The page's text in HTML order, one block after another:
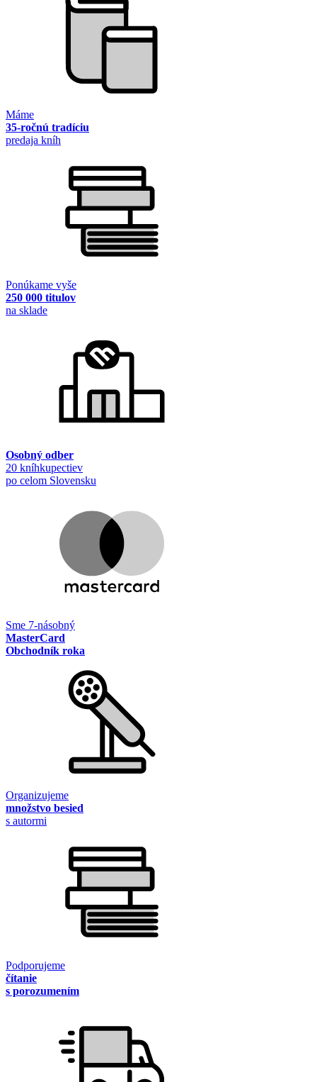
Máme
35-ročnú tradíciu
predaja kníh
Ponúkame vyše
250 000 titulov
na sklade
Osobný odber
20 kníhkupectiev
po celom Slovensku
Sme 7-násobný
MasterCard
Obchodník roka
Organizujeme
množstvo besied
s autormi
Podporujeme
čítanie
s porozumením